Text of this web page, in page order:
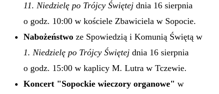
11. Niedzielę po Trójcy Świętej dnia 16 sierpnia
o godz. 10:00 w kościele Zbawiciela w Sopocie.
Nabożeństwo ze Spowiedzią i Komunią Świętą w
1. Niedzielę po Trójcy Świętej dnia 16 sierpnia
o godz. 15:00 w kaplicy M. Lutra w Tczewie.
Koncert "Sopockie wieczory organowe" w